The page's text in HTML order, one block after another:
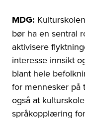
MDG:
bør ha en sentral
aktivisere
interesse innsikt
blant hele
for mennesker på
også at
språkopplæring